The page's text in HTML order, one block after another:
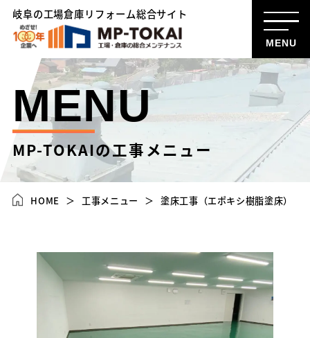
岐阜の工場倉庫リフォーム総合サイト
MENU
MENU
MP-TOKAIの工事メニュー
HOME 工事メニュー 塗床工事（エポキシ樹脂塗床）